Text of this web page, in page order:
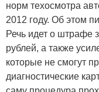
норм техосмотра
2012 году. Об этом
Речь идет о штрафе
рублей, а также
которые не смогут
диагностические